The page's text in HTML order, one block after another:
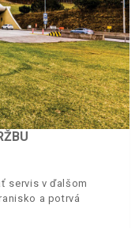
servis v ďalšom
a potrvá